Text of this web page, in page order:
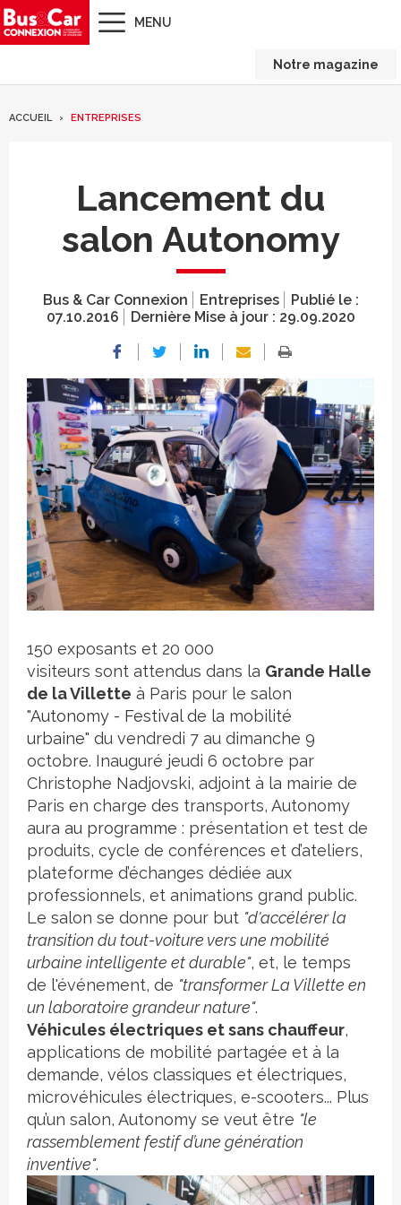
MENU
Notre magazine
ACCUEIL ENTREPRISES
Lancement du
salon Autonomy
Bus & Car Connexion Entreprises
Publié le :
07.10.2016
Dernière Mise à jour : 29.09.2020
Crédit photo
150 exposants et 20 000
visiteurs sont attendus dans la Grande Halle
de la Villette à Paris pour le salon
"Autonomy - Festival de la mobilité
urbaine" du vendredi 7 au dimanche 9
octobre. Inauguré jeudi 6 octobre par
Christophe Nadjovski, adjoint à la mairie de
Paris en charge des transports, Autonomy
aura au programme : présentation et test de
produits, cycle de conférences et d’ateliers,
plateforme d’échanges dédiée aux
professionnels, et animations grand public.
Le salon se donne pour but "d'accélérer la
transition du tout-voiture vers une mobilité
urbaine intelligente et durable", et, le temps
de l'événement, de "transformer La Villette en
un laboratoire grandeur nature".
Véhicules électriques et sans chauffeur,
applications de mobilité partagée et à la
demande, vélos classiques et électriques,
microvéhicules électriques, e-scooters... Plus
qu’un salon, Autonomy se veut être "le
rassemblement festif d’une génération
inventive".